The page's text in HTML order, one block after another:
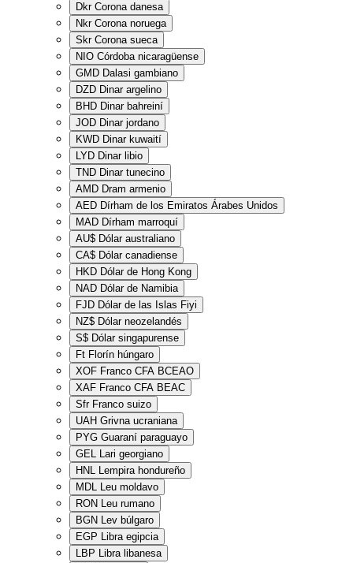
Dkr Corona danesa
Nkr Corona noruega
Skr Corona sueca
NIO Córdoba nicaragüense
GMD Dalasi gambiano
DZD Dinar argelino
BHD Dinar bahreiní
JOD Dinar jordano
KWD Dinar kuwaití
LYD Dinar libio
TND Dinar tunecino
AMD Dram armenio
AED Dírham de los Emiratos Árabes Unidos
MAD Dírham marroquí
AU$ Dólar australiano
CA$ Dólar canadiense
HKD Dólar de Hong Kong
NAD Dólar de Namibia
FJD Dólar de las Islas Fiyi
NZ$ Dólar neozelandés
S$ Dólar singapurense
Ft Florín húngaro
XOF Franco CFA BCEAO
XAF Franco CFA BEAC
Sfr Franco suizo
UAH Grivna ucraniana
PYG Guaraní paraguayo
GEL Lari georgiano
HNL Lempira hondureño
MDL Leu moldavo
RON Leu rumano
BGN Lev búlgaro
EGP Libra egipcia
LBP Libra libanesa